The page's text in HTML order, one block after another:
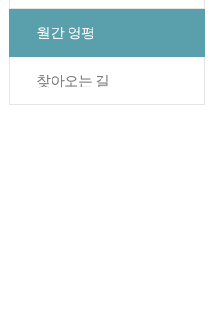
월간 영평
찾아오는 길